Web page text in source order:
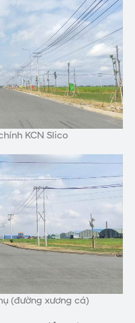
KCN Slico
(đường xương cá)